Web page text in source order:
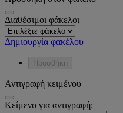
Διαθέσιμοι φάκελοι
Δημιουργία φακέλου
Προσθήκη
Αντιγραφή κειμένου
Κείμενο για αντιγραφή: